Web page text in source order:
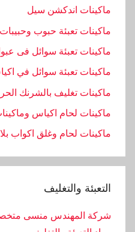
ماكينات اندكشن سيل
ماكينات تعبئة حبوب وحبيبات
ماكينات تعبئة سوائل فى
ماكينات تعبئة سوائل في
ماكينات تغليف بالشرنك
ماكينات لحام اكياس
ماكينات لحام وغلق اكواب
التعبئة والتغليف
شركة المهندس منسى